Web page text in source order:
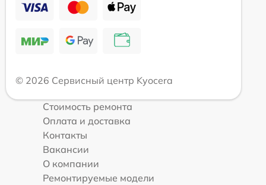
© 2026 Сервисный центр Kyocera
Стоимость ремонта
Оплата и доставка
Контакты
Вакансии
О компании
Ремонтируемые модели